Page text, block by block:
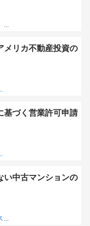
...
メリカ不動産投資の
基づく営業許可申請
い中古マンションの
...